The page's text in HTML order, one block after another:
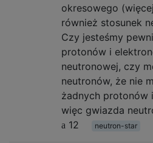
okresowego
również stosunek
Czy jesteśmy
protonów i
neutronowej, czy
neutronów, że nie
żadnych protonów
więc gwiazda
12
neutron-star